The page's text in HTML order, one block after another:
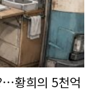
황희의 5천억